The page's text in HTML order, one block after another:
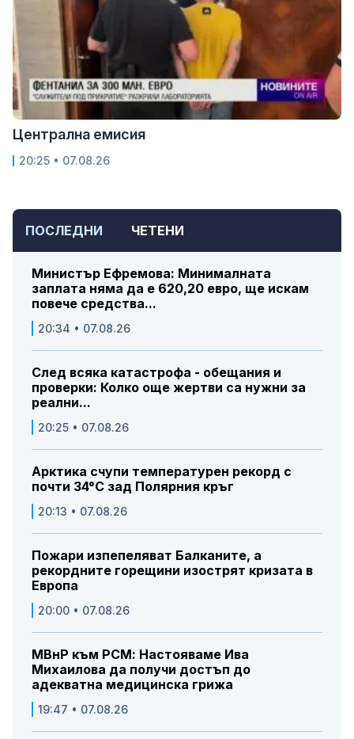
ПОСЛЕДНИ ЧЕТЕНИ
Министър Ефремова: Минималната
заплата няма да е 620,20 евро, ще искам
повече средства...
20:34 • 07.08.26
След всяка катастрофа - обещания и
проверки: Колко още жертви са нужни за
реални...
20:25 • 07.08.26
Арктика счупи температурен рекорд с
почти 34°C зад Полярния кръг
20:13 • 07.08.26
Пожари изпепеляват Балканите, а
рекордните горещини изострят кризата в
Европа
20:00 • 07.08.26
МВнР към РСМ: Настояваме Ива
Михаилова да получи достъп до
адекватна медицинска грижа
19:47 • 07.08.26
Централна емисия
20:25 • 07.08.26